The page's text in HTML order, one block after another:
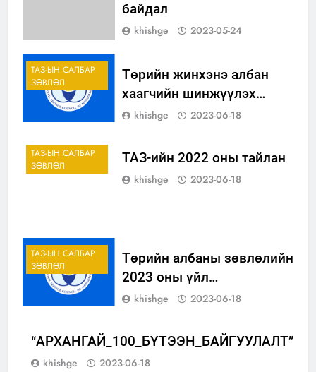
байдал
khishge 2023-05-24
ТАЗ-ЫН САЛБАР
ЗӨВЛӨЛ
Төрийн жинхэнэ албан
хаагчийн шинжүүлэх
сэлгэн ажиллуулах тухай
khishge 2023-06-18
ТАЗ-ЫН САЛБАР
ЗӨВЛӨЛ
ТАЗ-ийн 2022 оны тайлан
khishge 2023-06-18
ТАЗ-ЫН САЛБАР
ЗӨВЛӨЛ
Төрийн албаны зөвлөлийн
2023 оны үйл
ажиллагааны төлөвлөгөө
khishge 2023-06-18
“АРХАНГАЙ_100_БҮТЭЭН_БАЙГУУЛАЛТ”
khishge 2023-06-18